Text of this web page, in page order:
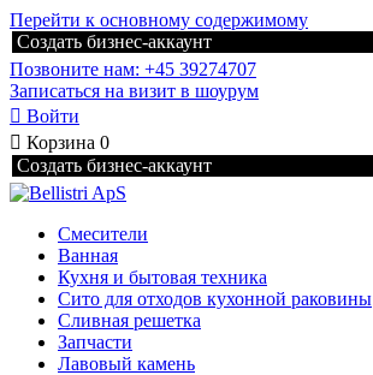
Перейти к основному содержимому
Создать бизнес-аккаунт
Позвоните нам: +45 39274707
Записаться на визит в шоурум
 Войти
 Корзина 0
Создать бизнес-аккаунт
Смесители
Ванная
Кухня и бытовая техника
Сито для отходов кухонной раковины
Сливная решетка
Запчасти
Лавовый камень